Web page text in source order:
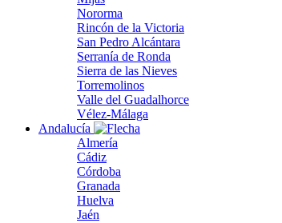
Nororma
Rincón de la Victoria
San Pedro Alcántara
Serranía de Ronda
Sierra de las Nieves
Torremolinos
Valle del Guadalhorce
Vélez-Málaga
Andalucía
Almería
Cádiz
Córdoba
Granada
Huelva
Jaén